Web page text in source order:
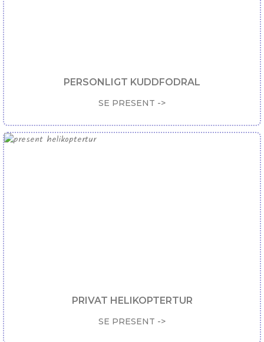
PERSONLIGT KUDDFODRAL
SE PRESENT ->
PRIVAT HELIKOPTERTUR
SE PRESENT ->